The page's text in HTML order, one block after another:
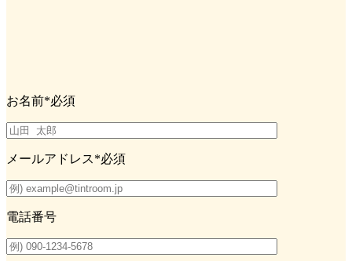
お名前*必須
メールアドレス*必須
電話番号